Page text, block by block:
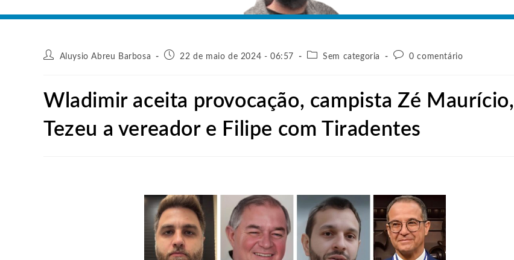
Aluysio Abreu Barbosa 22 de maio de 2024 - 06:57 Sem categoria 0 comentário
Wladimir aceita provocação, campista Zé Maurício,
Tezeu a vereador e Filipe com Tiradentes